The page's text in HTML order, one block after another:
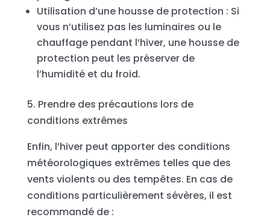
Utilisation d’une housse de protection : Si
vous n’utilisez pas les luminaires ou le
chauffage pendant l’hiver, une housse de
protection peut les préserver de
l’humidité et du froid.
5. Prendre des précautions lors de
conditions extrêmes
Enfin, l’hiver peut apporter des conditions
météorologiques extrêmes telles que des
vents violents ou des tempêtes. En cas de
conditions particulièrement sévères, il est
recommandé de :